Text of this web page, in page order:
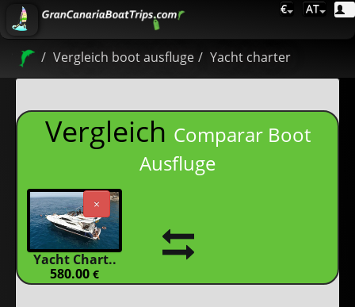
€ AT
Vergleich boot ausfluge Yacht charter
Vergleich Comparar Boot
Ausfluge
Yacht Chart..
580.00€
×